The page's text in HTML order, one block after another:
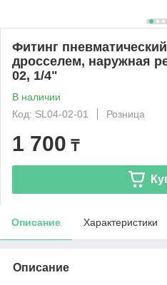
Фитинг
дросселем, наружная
02, 1/4"
В наличии
Код: SL04-02-01
Розница
1 700 ₸
Описание Характеристики
Описание